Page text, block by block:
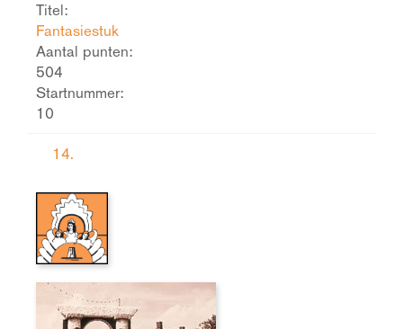
Titel:
Fantasiestuk
Aantal punten:
504
Startnummer:
10
14.